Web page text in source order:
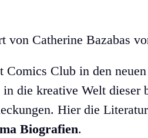
von Catherine Bazabas
Comics Club in den
die kreative Welt dieser
Hier die
Biografien.